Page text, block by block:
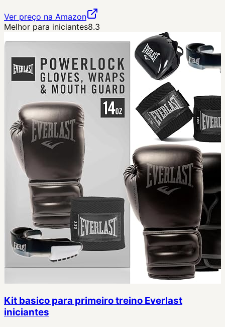
Ver preço na Amazon
Melhor para iniciantes8.3
Kit basico para primeiro treino Everlast
iniciantes